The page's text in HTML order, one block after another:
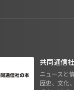
共同通信
ニュースと
歴史、文化